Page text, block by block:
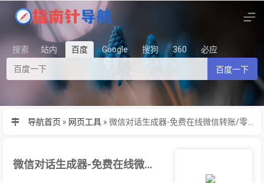
搜索 站内 百度 Google 搜狗 360 必应
百度一下
导航首页 » 网页工具 »
微信对话生成器-免费在线微信转账/零钱生成器